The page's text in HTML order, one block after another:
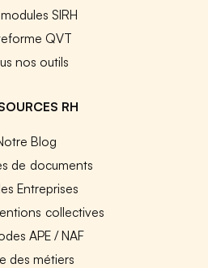
SIRH
QVT
nos outils
RH
Blog
de documents
Entreprises
collectives
APE / NAF
des métiers